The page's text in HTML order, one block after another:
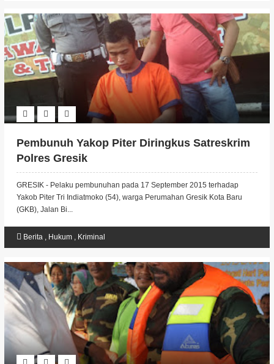
Pembunuh Yakop Piter Diringkus Satreskrim
Polres Gresik
GRESIK - Pelaku pembunuhan pada 17 September 2015 terhadap
Yakob Piter Tri Indiatmoko (54), warga Perumahan Gresik Kota Baru
(GKB), Jalan Bi...
Berita, Hukum, Kriminal